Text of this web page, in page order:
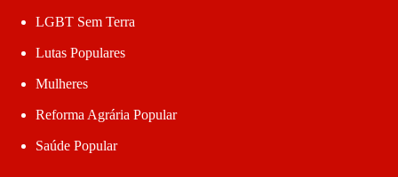
LGBT Sem Terra
Lutas Populares
Mulheres
Reforma Agrária Popular
Saúde Popular